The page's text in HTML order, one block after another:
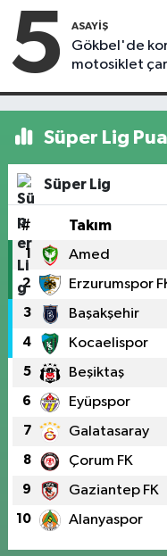
5 ASAYIŞ
Gökbel'de
motosiklet
Süper Lig
Süper Lig
# Takım
1 Amed
2 Erzurumspor
3 Başakşehir
4 Kocaelispor
5 Beşiktaş
6 Eyüpspor
7 Galatasaray
8 Çorum FK
9 Gaziantep FK
10 Alanyaspor